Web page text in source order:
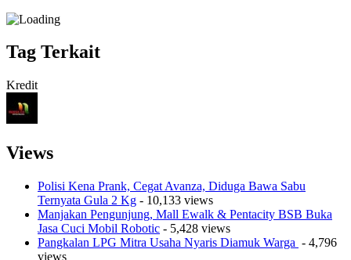
Tag Terkait
Kredit
Views
Polisi Kena Prank, Cegat Avanza, Diduga Bawa Sabu
Ternyata Gula 2 Kg - 10,133 views
Manjakan Pengunjung, Mall Ewalk & Pentacity BSB Buka
Jasa Cuci Mobil Robotic - 5,428 views
Pangkalan LPG Mitra Usaha Nyaris Diamuk Warga - 4,796
views